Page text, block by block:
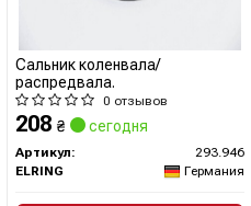
Сальник коленвала/
распредвала.
0 отзывов
208 ₴ сегодня
Артикул:
293.946
ELRING
Германия